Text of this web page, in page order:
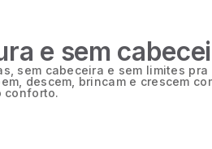
e sem
sem cabeceira e sem limites pra
descem, brincam e crescem
conforto.